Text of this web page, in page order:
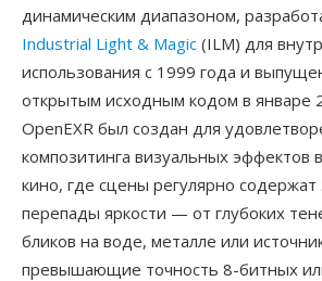
динамическим диапазоном,
Industrial Light & Magic (ILM) для
использования с 1999 года и
открытым исходным кодом в январе
OpenEXR был создан для
композитинга визуальных эффектов
кино, где сцены регулярно
перепады яркости — от глубоких
бликов на воде, металле или
превышающие точность 8-битных